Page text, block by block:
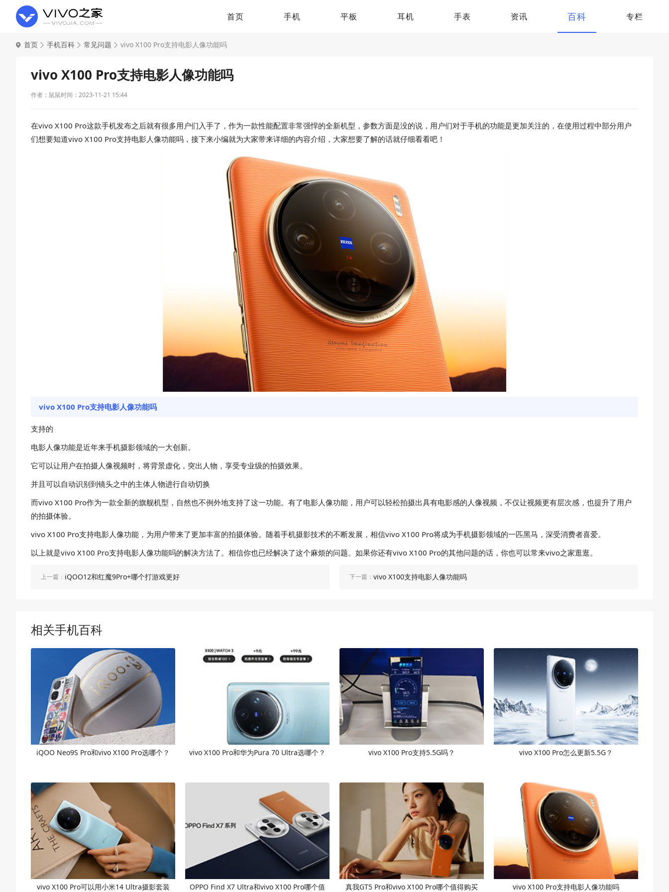
首页 手机 平板 耳机 手表 资讯 百科 专栏
首页 手机百科 常见问题 vivo X100 Pro支持电影人像功能吗
vivo X100 Pro支持电影人像功能吗
作者：鼠鼠时间：2023-11-21 15:44
在vivo X100 Pro这款手机发布之后就有很多用户们入手了，作为一款性能配置非常强悍的全新机型，参数方面是没的说，用户们对于手机的功能是更加关注的，在使用过程中部分用户
们想要知道vivo X100 Pro支持电影人像功能吗，接下来小编就为大家带来详细的内容介绍，大家想要了解的话就仔细看看吧！
vivo X100 Pro支持电影人像功能吗
支持的
电影人像功能是近年来手机摄影领域的一大创新。
它可以让用户在拍摄人像视频时，将背景虚化，突出人物，享受专业级的拍摄效果。
并且可以自动识别到镜头之中的主体人物进行自动切换
而vivo X100 Pro作为一款全新的旗舰机型，自然也不例外地支持了这一功能。有了电影人像功能，用户可以轻松拍摄出具有电影感的人像视频，不仅让视频更有层次感，也提升了用户
的拍摄体验。
vivo X100 Pro支持电影人像功能，为用户带来了更加丰富的拍摄体验。随着手机摄影技术的不断发展，相信vivo X100 Pro将成为手机摄影领域的一匹黑马，深受消费者喜爱。
以上就是vivo X100 Pro支持电影人像功能吗的解决方法了。相信你也已经解决了这个麻烦的问题。如果你还有vivo X100 Pro的其他问题的话，你也可以常来vivo之家逛逛。
上一篇： iQOO12和红魔9Pro+哪个打游戏更好 下一篇： vivo X100支持电影人像功能吗
相关手机百科
iQOO Neo9S Pro和vivo X100 Pro选哪个？ vivo X100 Pro和华为Pura 70 Ultra选哪个？ vivo X100 Pro支持5.5G吗？ vivo X100 Pro怎么更新5.5G？
vivo X100 Pro可以用小米14 Ultra摄影套装 OPPO Find X7 Ultra和vivo X100 Pro哪个值 真我GT5 Pro和vivo X100 Pro哪个值得购买 vivo X100 Pro支持电影人像功能吗